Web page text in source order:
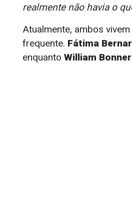
realmente não havia o
Atualmente, ambos
frequente. Fátima
enquanto William Bonner